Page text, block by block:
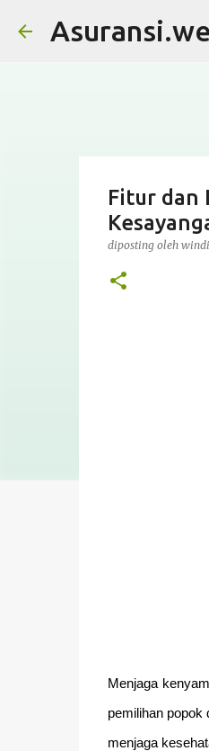
Fitur dan
diposting oleh
Menjaga
pemilihan popok
menjaga